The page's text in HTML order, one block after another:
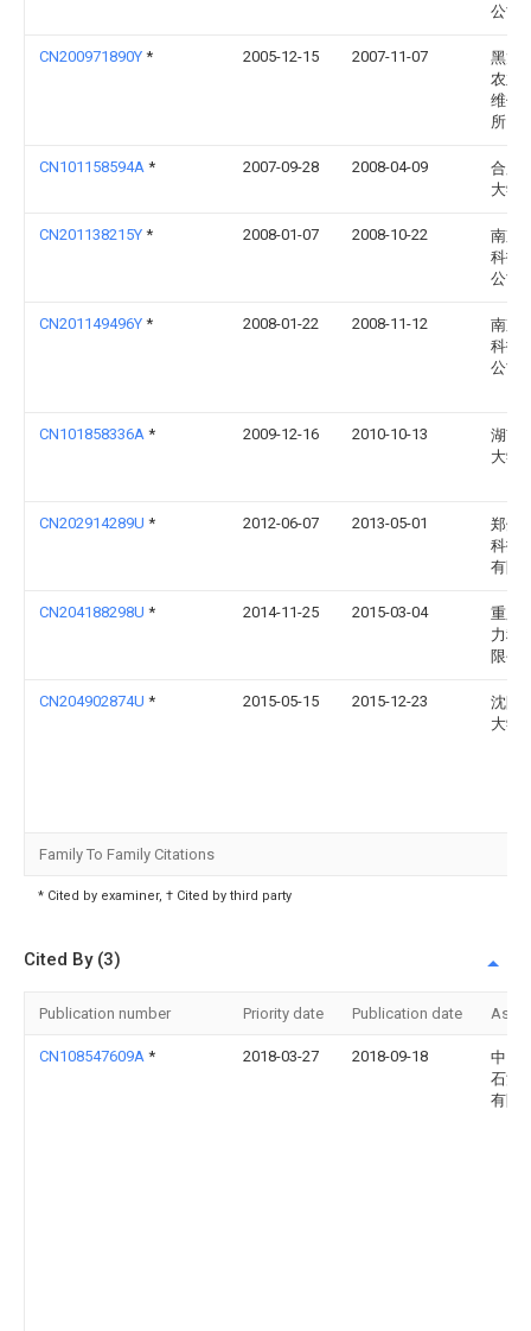
公司
CN200971890Y * 2005-12-15 2007-11-07
黑龙
农业
维修
所
CN101158594A * 2007-09-28 2008-04-09
合肥
大学
CN201138215Y * 2008-01-07 2008-10-22
南京
科技
公司
CN201149496Y * 2008-01-22 2008-11-12
南京
科技
公司
CN101858336A * 2009-12-16 2010-10-13
湖南
大学
CN202914289U * 2012-06-07 2013-05-01
郑州
科技
有限
CN204188298U * 2014-11-25 2015-03-04
重庆
力科
限公
CN204902874U * 2015-05-15 2015-12-23
沈阳
大学
Family To Family Citations
* Cited by examiner, † Cited by third party
Cited By (3)
Publication number Priority date Publication date
CN108547609A * 2018-03-27 2018-09-18
中国
石油
有限